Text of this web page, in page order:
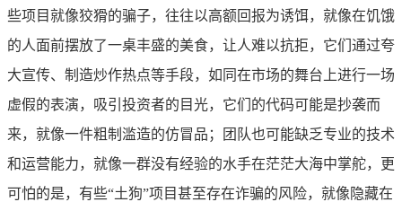
些项目就像狡猾的骗子，往往以高额回报为诱饵，就像在饥饿
的人面前摆放了一桌丰盛的美食，让人难以抗拒，它们通过夸
大宣传、制造炒作热点等手段，如同在市场的舞台上进行一场
虚假的表演，吸引投资者的目光，它们的代码可能是抄袭而
来，就像一件粗制滥造的仿冒品；团队也可能缺乏专业的技术
和运营能力，就像一群没有经验的水手在茫茫大海中掌舵，更
可怕的是，有些“土狗”项目甚至存在诈骗的风险，就像隐藏在